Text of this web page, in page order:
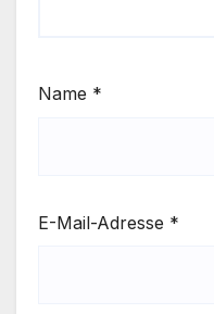
Name *
E-Mail-Adresse *